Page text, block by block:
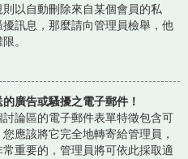
以自動刪除來自某個會員的私
訊息，那麼請向管理員檢舉，他
。
廣告或騷擾之電子郵件！
論區的電子郵件表單特徵包含可
應該將它完全地轉寄給管理員，
重要的，管理員將可依此採取適